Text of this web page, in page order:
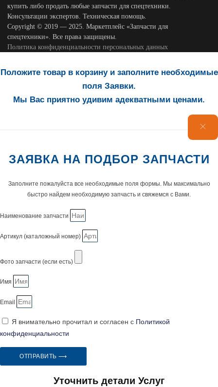
купить либо продать любые запчасти для спецтехники.
Консультации экспертов. Техническая помощь.
Copyright © 2019 — 2025. Маркетплейс «Запчасти для
спецтехники». Все права защищены.
Политика конфиденциальности персональных данных
Положите товар в корзину и заполните необходимые
поля Заявки.
Мы Вас приятно удивим адекватными ценами.
ЗАЯВКА НА ПОДБОР ЗАПЧАСТИ
Заполните пожалуйста все необходимые поля формы. Мы максимально
быстро найдем необходимую запчасть и свяжемся с Вами.
Наименование запчасти
Артикул (каталожный номер)
Фото запчасти (если есть)
Имя
Email
Я внимательно прочитал и согласен с Политикой
конфиденциальности
ОТПРАВИТЬ ⟶
Уточнить детали Услуг